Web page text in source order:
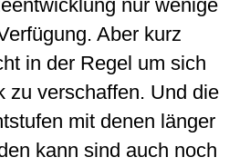
nur wenige
Aber kurz
in der Regel um sich
zu verschaffen. Und die
mit denen länger
kann sind auch noch